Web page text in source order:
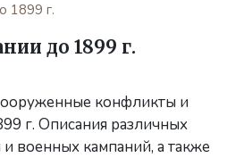
1899 г.
до 1899 г.
конфликты и
г. Описания различных
военных кампаний, а также